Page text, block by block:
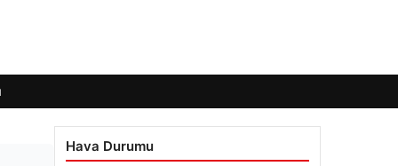
Hava Durumu